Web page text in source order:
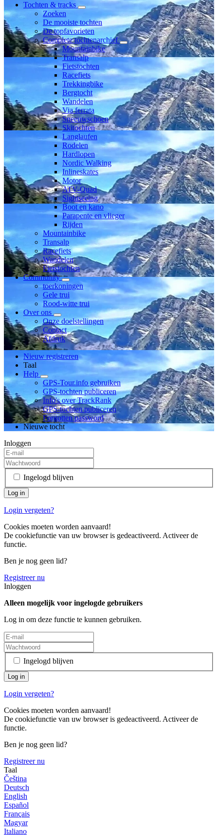
Tochten & tracks
Zoeken
De mooiste tochten
De topfavorieten
Complete tochtenarchief
Mountainbike
Transalp
Fietstochten
Racefiets
Trekkingbike
Bergtocht
Wandelen
Via ferrata
Sneeuwschoen
Skitochten
Langlaufen
Rodelen
Hardlopen
Nordic Walking
Inlineskates
Motor
ATV-Quad
Sightseeing
Boot en kano
Parapente en vlieger
Rijden
Mountainbike
Transalp
Racefiets
Wandelen
Fietstochten
Community
toerkoningen
Gele trui
Rood-witte trui
Over ons
Onze doelstellingen
Contact
Afdruk
Nieuw registreren
Taal
Help
GPS-Tour.info gebruiken
GPS-tochten publiceren
Info's over TrackRank
GPS-tochten publiceren
Forgotten password
Nieuwe tocht
Inloggen
Ingelogd blijven
Login vergeten?
Cookies moeten worden aanvaard!
De cookiefunctie van uw browser is gedeactiveerd. Activeer de
functie.
Ben je nog geen lid?
Registreer nu
Inloggen
Alleen mogelijk voor ingelogde gebruikers
Log in om deze functie te kunnen gebruiken.
Ingelogd blijven
Login vergeten?
Cookies moeten worden aanvaard!
De cookiefunctie van uw browser is gedeactiveerd. Activeer de
functie.
Ben je nog geen lid?
Registreer nu
Taal
Čeština
Deutsch
English
Español
Français
Magyar
Italiano